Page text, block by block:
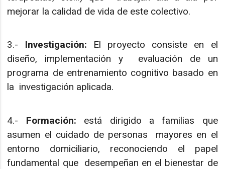
mejorar la calidad de vida de este colectivo.
3.- Investigación: El proyecto consiste en el
diseño, implementación y evaluación de un
programa de entrenamiento cognitivo basado en
la investigación aplicada.
4.- Formación: está dirigido a familias que
asumen el cuidado de personas mayores en el
entorno domiciliario, reconociendo el papel
fundamental que desempeñan en el bienestar de